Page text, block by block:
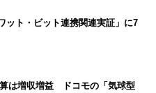
ット・ビット連携関連実証」に7
は増収増益 ドコモの「気球型